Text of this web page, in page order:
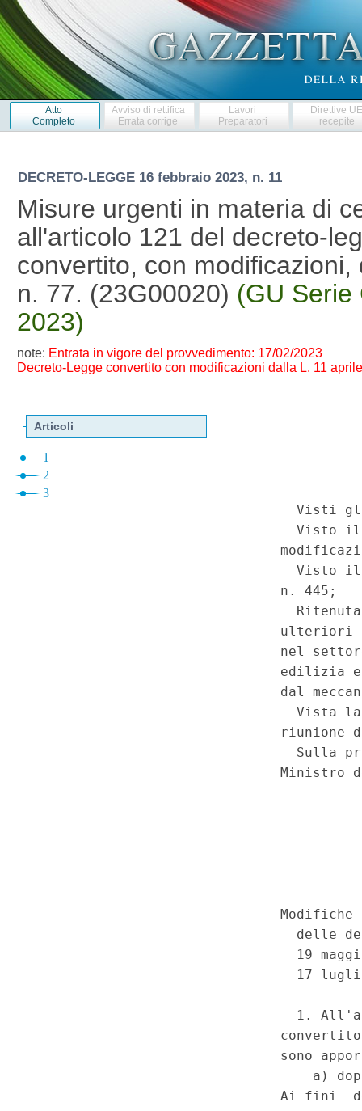
Atto
Completo
Avviso di rettifica
Errata corrige
Lavori
Preparatori
Direttive
recepite
DECRETO-LEGGE 16 febbraio 2023, n. 11
Misure urgenti in materia di
all'articolo 121 del decreto-
convertito, con
n. 77. (23G00020) (GU Serie
2023)
note: Entrata in vigore del provvedimento: 17/02/2023
Decreto-Legge convertito con modificazioni dalla L. 11